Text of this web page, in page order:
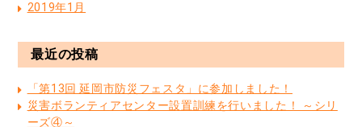
2019年1月
最近の投稿
「第13回 延岡市防災フェスタ」に参加しました！
災害ボランティアセンター設置訓練を行いました！ ～シリ
ーズ④～